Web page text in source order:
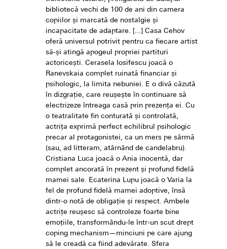
bibliotecă vechi de 100 de ani din camera
copiilor și marcată de nostalgie și
incapacitate de adaptare. [...] Casa Cehov
oferă universul potrivit pentru ca fiecare artist
să-și atingă apogeul propriei partituri
actoricești. Cerasela Iosifescu joacă o
Ranevskaia complet ruinată financiar și
psihologic, la limita nebuniei. E o divă căzută
în dizgrație, care reușește în continuare să
electrizeze întreaga casă prin prezența ei. Cu
o teatralitate fin conturată și controlată,
actrița exprimă perfect echilibrul psihologic
precar al protagonistei, ca un mers pe sârmă
(sau, ad litteram, atârnând de candelabru).
Cristiana Luca joacă o Ania inocentă, dar
complet ancorată în prezent și profund fidelă
mamei sale. Ecaterina Lupu joacă o Varia la
fel de profund fidelă mamei adoptive, însă
dintr-o notă de obligație și respect. Ambele
actrițe reușesc să controleze foarte bine
emoțiile, transformându-le într-un scut drept
coping mechanism—minciuni pe care ajung
să le creadă ca fiind adevărate. Sfera